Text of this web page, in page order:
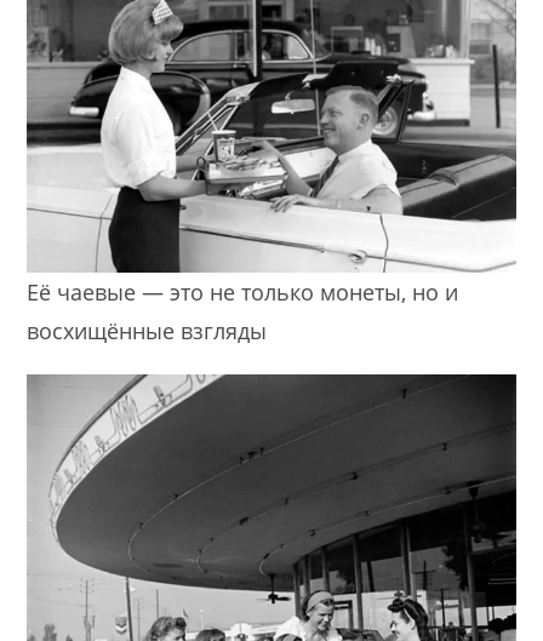
Её чаевые — это не только монеты, но и
восхищённые взгляды